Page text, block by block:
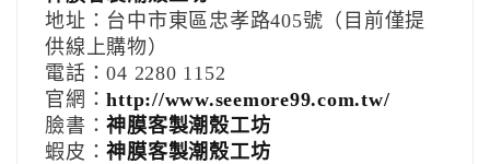
地址：台中市東區忠孝路405號（目前僅提
供線上購物）
電話：04 2280 1152
官網：http://www.seemore99.com.tw/
臉書：神膜客製潮殼工坊
蝦皮：神膜客製潮殼工坊